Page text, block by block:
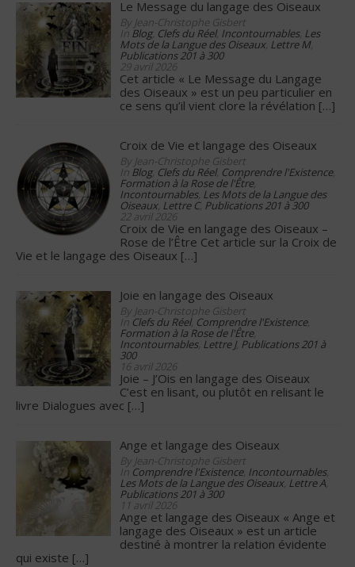
Le Message du langage des Oiseaux
By Jean-Christophe Gisbert
In Blog, Clefs du Réel, Incontournables, Les
Mots de la Langue des Oiseaux, Lettre M,
Publications 201 à 300
29 avril 2026
Cet article « Le Message du Langage
des Oiseaux » est un peu particulier en
ce sens qu’il vient clore la révélation […]
Croix de Vie et langage des Oiseaux
By Jean-Christophe Gisbert
In Blog, Clefs du Réel, Comprendre l'Existence,
Formation à la Rose de l'Être,
Incontournables, Les Mots de la Langue des
Oiseaux, Lettre C, Publications 201 à 300
22 avril 2026
Croix de Vie en langage des Oiseaux –
Rose de l’Être Cet article sur la Croix de
Vie et le langage des Oiseaux […]
Joie en langage des Oiseaux
By Jean-Christophe Gisbert
In Clefs du Réel, Comprendre l'Existence,
Formation à la Rose de l'Être,
Incontournables, Lettre J, Publications 201 à
300
16 avril 2026
Joie – J’Ois en langage des Oiseaux
C’est en lisant, ou plutôt en relisant le
livre Dialogues avec […]
Ange et langage des Oiseaux
By Jean-Christophe Gisbert
In Comprendre l'Existence, Incontournables,
Les Mots de la Langue des Oiseaux, Lettre A,
Publications 201 à 300
11 avril 2026
Ange et langage des Oiseaux « Ange et
langage des Oiseaux » est un article
destiné à montrer la relation évidente
qui existe […]